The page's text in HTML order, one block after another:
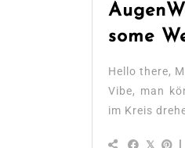
some
Hello there,
Vibe, man
im Kreis